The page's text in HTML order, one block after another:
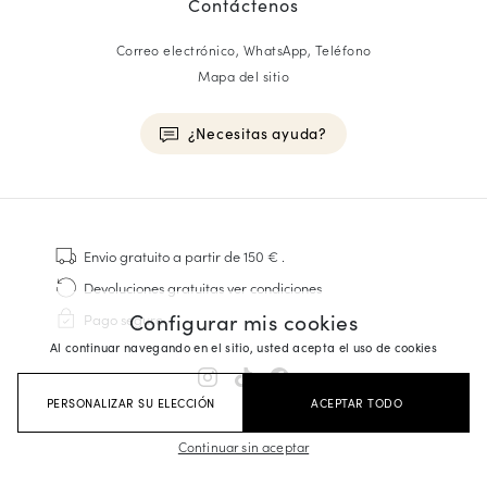
Configurar mis cookies
Al continuar navegando en el sitio, usted acepta el uso de cookies
PERSONALIZAR SU ELECCIÓN ACEPTAR TODO
Continuar sin aceptar
Correo electrónico, WhatsApp, Teléfono
Mapa del sitio
¿Necesitas ayuda?
Zapatillas
Cosido Goodyear
Derbies y Richelieu
Zapatos Richelieu Hombre
Mocasines
Sandalias y Alpargatas
Maletines Business
Zapatillas Blancas Hombre
Envio gratuitoa partir de 150 € .
Devoluciones gratuitasver condiciones
Pago seguro